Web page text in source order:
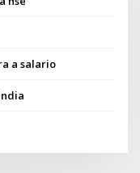
a salario